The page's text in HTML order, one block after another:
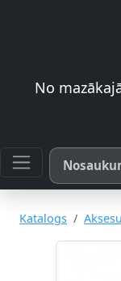
No
Meklēt pēc
Katalogs